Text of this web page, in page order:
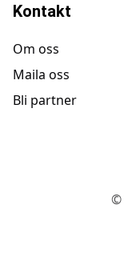
Kontakt
Om oss
Maila oss
Bli partner
©